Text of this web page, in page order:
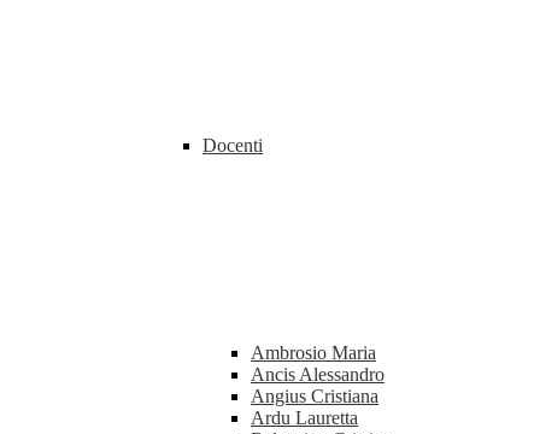
Docenti
Ambrosio Maria
Ancis Alessandro
Angius Cristiana
Ardu Lauretta